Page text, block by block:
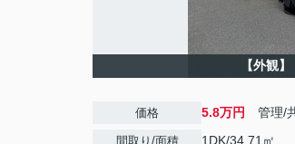
【外観】
価格 5.8万円 管理/
間取り/面積 1DK/34.71㎡